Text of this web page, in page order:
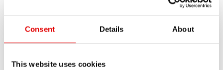
Consent Details About
This website uses cookies
• 适合越野碎石竞赛 (gravel)。